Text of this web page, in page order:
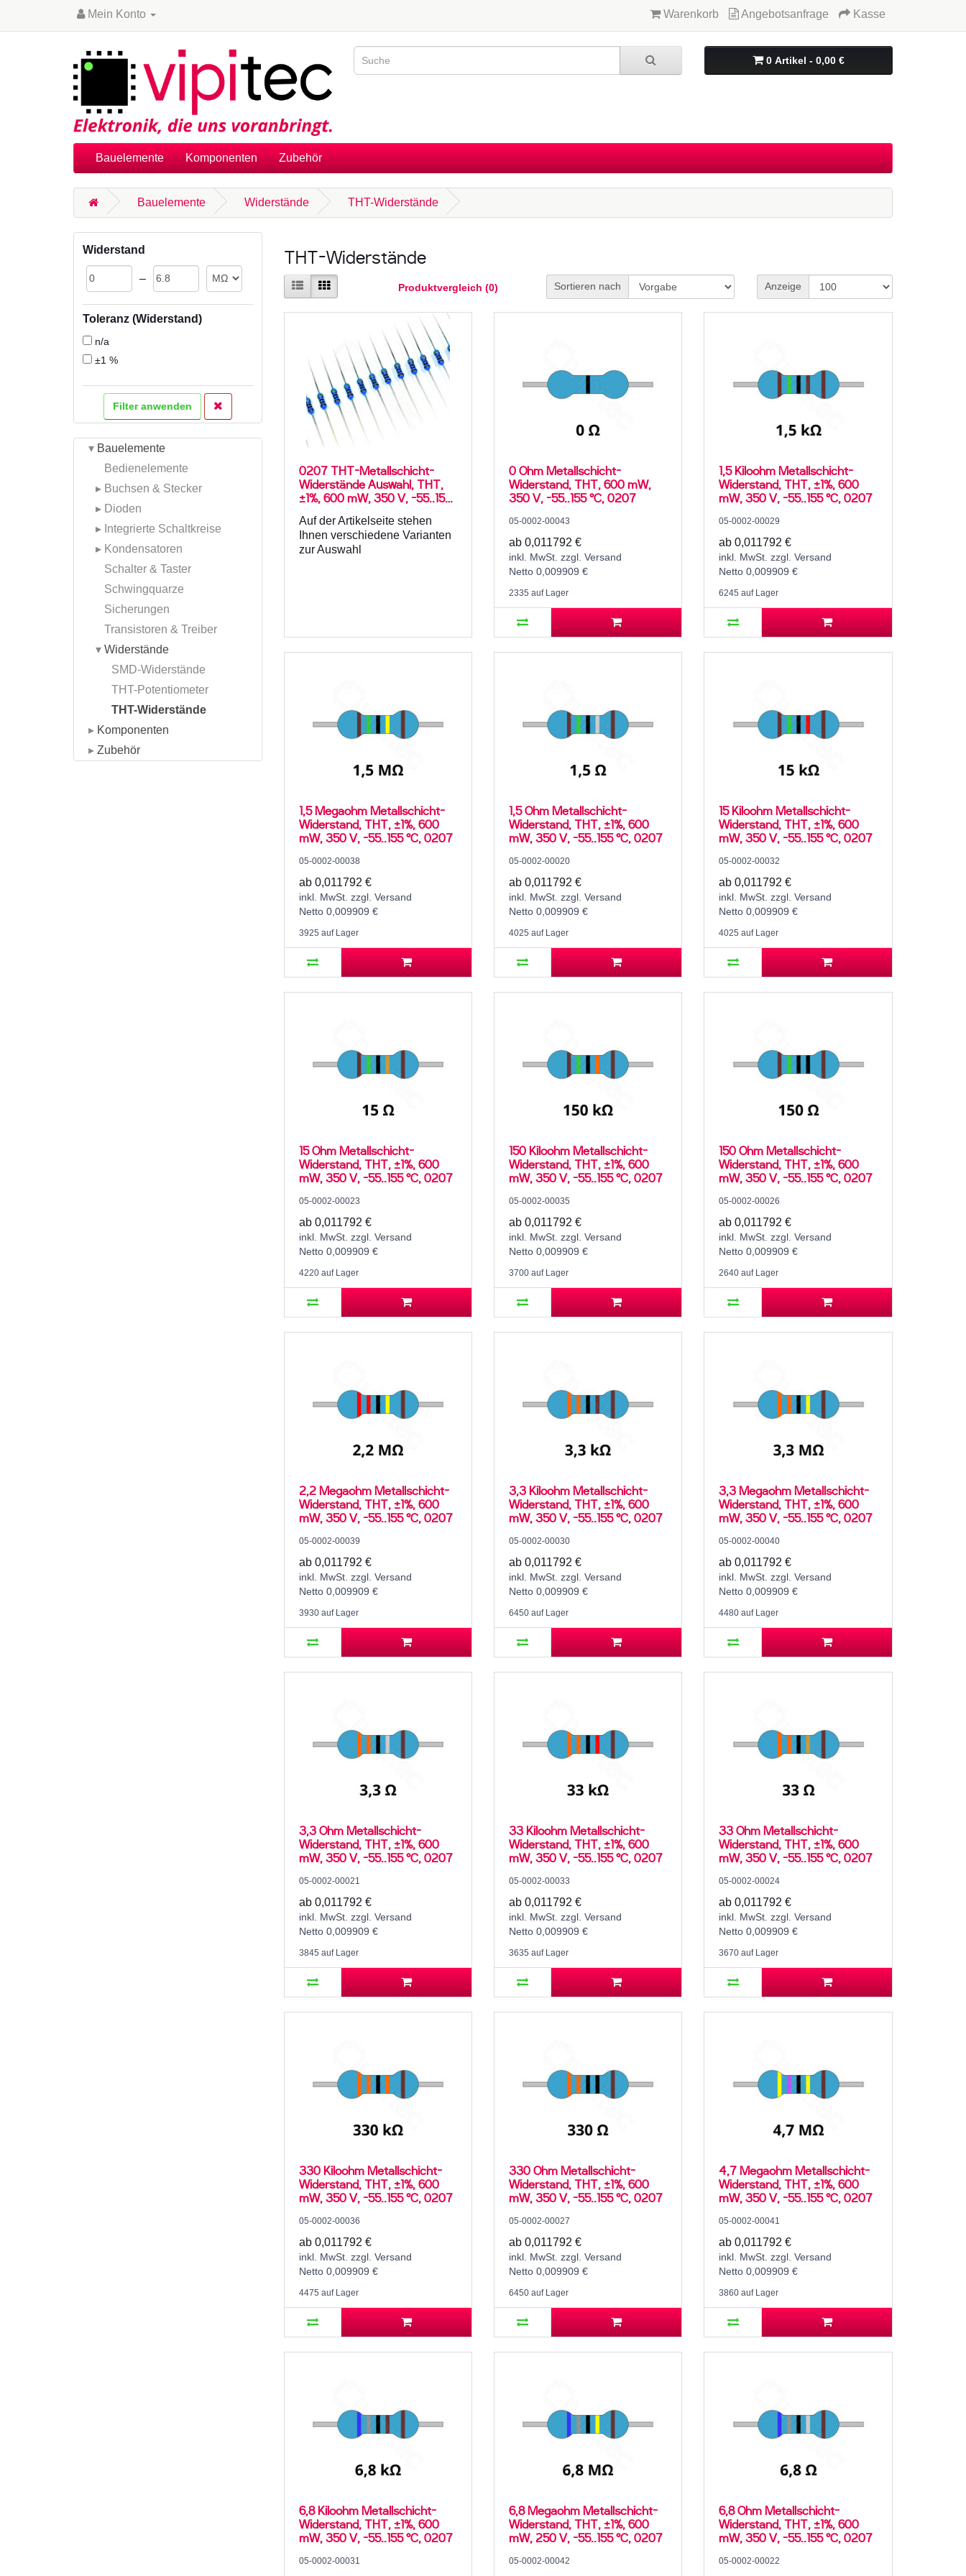
Mein Konto Warenkorb Angebotsanfrage Kasse
0 Artikel - 0,00 €
Bauelemente Komponenten Zubehör
Bauelemente Widerstände THT-Widerstände
Widerstand
–
Toleranz (Widerstand)
n/a
±1 %
Filter anwenden
▾ Bauelemente
Bedienelemente
▸ Buchsen & Stecker
▸ Dioden
▸ Integrierte Schaltkreise
▸ Kondensatoren
Schalter & Taster
Schwingquarze
Sicherungen
Transistoren & Treiber
▾ Widerstände
SMD-Widerstände
THT-Potentiometer
THT-Widerstände
▸ Komponenten
▸ Zubehör
THT-Widerstände
Produktvergleich (0) Sortieren nach Anzeige
0207 THT-Metallschicht-
Widerstände Auswahl, THT,
±1%, 600 mW, 350 V, -55..155
Auf der Artikelseite stehen
Ihnen verschiedene Varianten
zur Auswahl
0 Ohm Metallschicht-
Widerstand, THT, 600 mW,
350 V, -55..155 °C, 0207
05-0002-00043
ab 0,011792 €
inkl. MwSt. zzgl. Versand
Netto 0,009909 €
2335 auf Lager
1,5 Kiloohm Metallschicht-
Widerstand, THT, ±1%, 600
mW, 350 V, -55..155 °C, 0207
05-0002-00029
ab 0,011792 €
inkl. MwSt. zzgl. Versand
Netto 0,009909 €
6245 auf Lager
1,5 Megaohm Metallschicht-
Widerstand, THT, ±1%, 600
mW, 350 V, -55..155 °C, 0207
05-0002-00038
ab 0,011792 €
inkl. MwSt. zzgl. Versand
Netto 0,009909 €
3925 auf Lager
1,5 Ohm Metallschicht-
Widerstand, THT, ±1%, 600
mW, 350 V, -55..155 °C, 0207
05-0002-00020
ab 0,011792 €
inkl. MwSt. zzgl. Versand
Netto 0,009909 €
4025 auf Lager
15 Kiloohm Metallschicht-
Widerstand, THT, ±1%, 600
mW, 350 V, -55..155 °C, 0207
05-0002-00032
ab 0,011792 €
inkl. MwSt. zzgl. Versand
Netto 0,009909 €
4025 auf Lager
15 Ohm Metallschicht-
Widerstand, THT, ±1%, 600
mW, 350 V, -55..155 °C, 0207
05-0002-00023
ab 0,011792 €
inkl. MwSt. zzgl. Versand
Netto 0,009909 €
4220 auf Lager
150 Kiloohm Metallschicht-
Widerstand, THT, ±1%, 600
mW, 350 V, -55..155 °C, 0207
05-0002-00035
ab 0,011792 €
inkl. MwSt. zzgl. Versand
Netto 0,009909 €
3700 auf Lager
150 Ohm Metallschicht-
Widerstand, THT, ±1%, 600
mW, 350 V, -55..155 °C, 0207
05-0002-00026
ab 0,011792 €
inkl. MwSt. zzgl. Versand
Netto 0,009909 €
2640 auf Lager
2,2 Megaohm Metallschicht-
Widerstand, THT, ±1%, 600
mW, 350 V, -55..155 °C, 0207
05-0002-00039
ab 0,011792 €
inkl. MwSt. zzgl. Versand
Netto 0,009909 €
3930 auf Lager
3,3 Kiloohm Metallschicht-
Widerstand, THT, ±1%, 600
mW, 350 V, -55..155 °C, 0207
05-0002-00030
ab 0,011792 €
inkl. MwSt. zzgl. Versand
Netto 0,009909 €
6450 auf Lager
3,3 Megaohm Metallschicht-
Widerstand, THT, ±1%, 600
mW, 350 V, -55..155 °C, 0207
05-0002-00040
ab 0,011792 €
inkl. MwSt. zzgl. Versand
Netto 0,009909 €
4480 auf Lager
3,3 Ohm Metallschicht-
Widerstand, THT, ±1%, 600
mW, 350 V, -55..155 °C, 0207
05-0002-00021
ab 0,011792 €
inkl. MwSt. zzgl. Versand
Netto 0,009909 €
3845 auf Lager
33 Kiloohm Metallschicht-
Widerstand, THT, ±1%, 600
mW, 350 V, -55..155 °C, 0207
05-0002-00033
ab 0,011792 €
inkl. MwSt. zzgl. Versand
Netto 0,009909 €
3635 auf Lager
33 Ohm Metallschicht-
Widerstand, THT, ±1%, 600
mW, 350 V, -55..155 °C, 0207
05-0002-00024
ab 0,011792 €
inkl. MwSt. zzgl. Versand
Netto 0,009909 €
3670 auf Lager
330 Kiloohm Metallschicht-
Widerstand, THT, ±1%, 600
mW, 350 V, -55..155 °C, 0207
05-0002-00036
ab 0,011792 €
inkl. MwSt. zzgl. Versand
Netto 0,009909 €
4475 auf Lager
330 Ohm Metallschicht-
Widerstand, THT, ±1%, 600
mW, 350 V, -55..155 °C, 0207
05-0002-00027
ab 0,011792 €
inkl. MwSt. zzgl. Versand
Netto 0,009909 €
6450 auf Lager
4,7 Megaohm Metallschicht-
Widerstand, THT, ±1%, 600
mW, 350 V, -55..155 °C, 0207
05-0002-00041
ab 0,011792 €
inkl. MwSt. zzgl. Versand
Netto 0,009909 €
3860 auf Lager
6,8 Kiloohm Metallschicht-
Widerstand, THT, ±1%, 600
mW, 350 V, -55..155 °C, 0207
05-0002-00031
6,8 Megaohm Metallschicht-
Widerstand, THT, ±1%, 600
mW, 250 V, -55..155 °C, 0207
05-0002-00042
6,8 Ohm Metallschicht-
Widerstand, THT, ±1%, 600
mW, 350 V, -55..155 °C, 0207
05-0002-00022